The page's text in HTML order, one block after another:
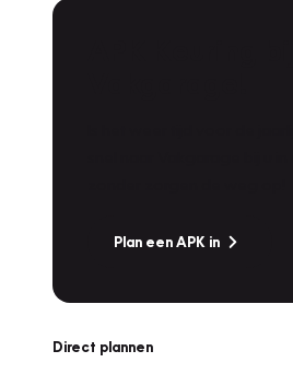
Plan een APK in
Direct plannen